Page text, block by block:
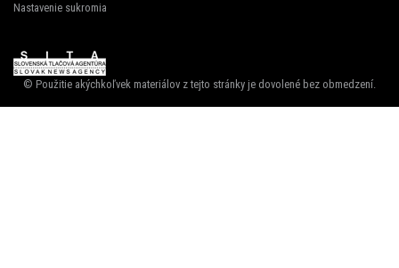
Nastavenie sukromia
© Použitie akýchkoľvek materiálov z tejto stránky je dovolené bez obmedzení.